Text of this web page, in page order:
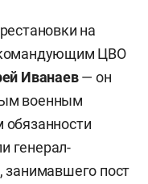
на
ЦВО
Иванаев— он
военным
генерал-
, занимавшего пост